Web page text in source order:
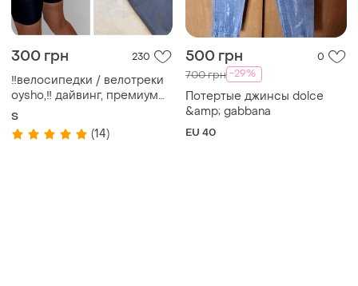
300 грн 230
‼️велосипедки / велотреки
oysho,‼️ дайвинг, премиум
качество!!️
S
(14)
500 грн 0
700 грн -29%
Потертые джинсы dolce
&amp; gabbana
EU 40